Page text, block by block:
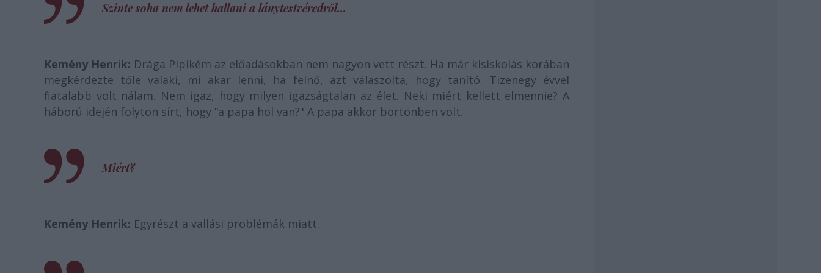
Szinte soha nem lehet hallani a lánytestvéredről...
Kemény Henrik: Drága Pipikém az előadásokban nem nagyon vett részt. Ha már kisiskolás korában
megkérdezte tőle valaki, mi akar lenni, ha felnő, azt válaszolta, hogy tanító. Tizenegy évvel
fiatalabb volt nálam. Nem igaz, hogy milyen igazságtalan az élet. Neki miért kellett elmennie? A
háború idején folyton sírt, hogy “a papa hol van?" A papa akkor börtönben volt.
Miért?
Kemény Henrik: Egyrészt a vallási problémák miatt.